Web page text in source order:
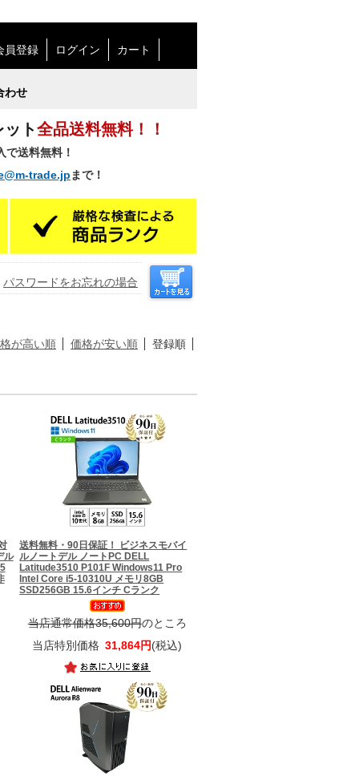
員登録 ログイン カート
わせ
ト全品送料無料！！
送料無料！
trade.jp まで！
パスワードをお忘れの場合
が高い順 価格が安い順 登録順
ル
送料無料・90日保証！ ビジネスモバイ
ルノートデル ノートPC DELL
Latitude3510 P101F Windows11 Pro
Intel Core i5-10310U メモリ8GB
SSD256GB 15.6インチ Cランク
当店通常価格35,600円のところ
当店特別価格 31,864円(税込)